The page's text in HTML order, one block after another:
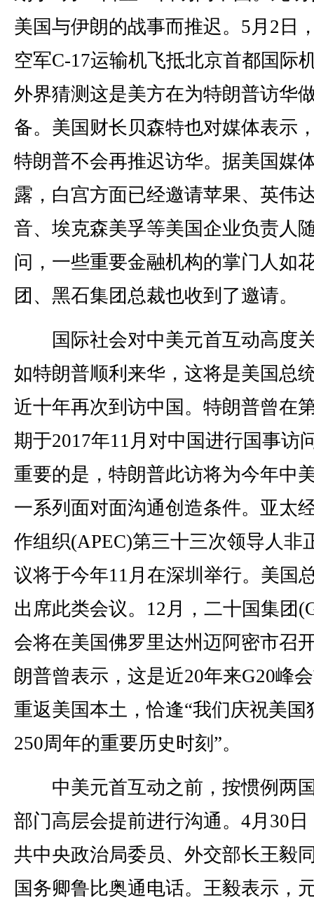
美国与伊朗的战事而推迟。5月2日
空军C-17运输机飞抵北京首都国际
外界猜测这是美方在为特朗普访华
备。美国财长贝森特也对媒体表示
特朗普不会再推迟访华。据美国媒
露，白宫方面已经邀请苹果、英伟
音、埃克森美孚等美国企业负责人
问，一些重要金融机构的掌门人如
团、黑石集团总裁也收到了邀请。
国际社会对中美元首互动高度
如特朗普顺利来华，这将是美国总
近十年再次到访中国。特朗普曾在
期于2017年11月对中国进行国事访
重要的是，特朗普此访将为今年中
一系列面对面沟通创造条件。亚太
作组织(APEC)第三十三次领导人非
议将于今年11月在深圳举行。美国
出席此类会议。12月，二十国集团
会将在美国佛罗里达州迈阿密市召
朗普曾表示，这是近20年来G20峰
重返美国本土，恰逢“我们庆祝美国
250周年的重要历史时刻”。
中美元首互动之前，按惯例两
部门高层会提前进行沟通。4月30日
共中央政治局委员、外交部长王毅
国务卿鲁比奥通电话。王毅表示，